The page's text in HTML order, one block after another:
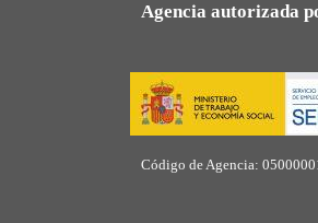
Agencia autorizada
Código de Agencia: